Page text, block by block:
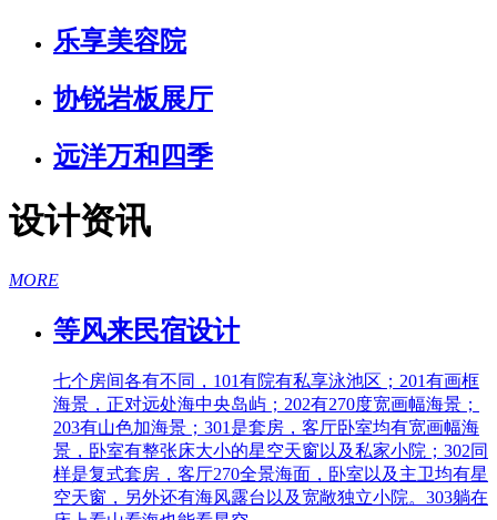
乐享美容院
协锐岩板展厅
远洋万和四季
设计资讯
MORE
等风来民宿设计
七个房间各有不同，101有院有私享泳池区；201有画框
海景，正对远处海中央岛屿；202有270度宽画幅海景；
203有山色加海景；301是套房，客厅卧室均有宽画幅海
景，卧室有整张床大小的星空天窗以及私家小院；302同
样是复式套房，客厅270全景海面，卧室以及主卫均有星
空天窗，另外还有海风露台以及宽敞独立小院。303躺在